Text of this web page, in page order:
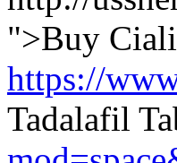
">Buy
https://
Tadalafil